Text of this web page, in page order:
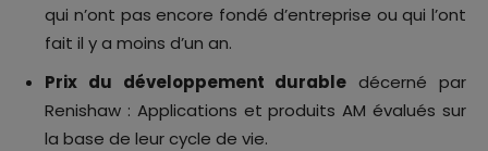
qui n’ont pas encore fondé d’entreprise ou qui l’ont
fait il y a moins d’un an.
Prix du développement durable décerné par
Renishaw : Applications et produits AM évalués sur
la base de leur cycle de vie.